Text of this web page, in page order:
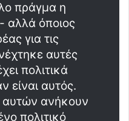
πράγμα η
αλλά όποιος
για τις
αυτές
πολιτικά
είναι αυτός.
αυτών ανήκουν
πολιτικό